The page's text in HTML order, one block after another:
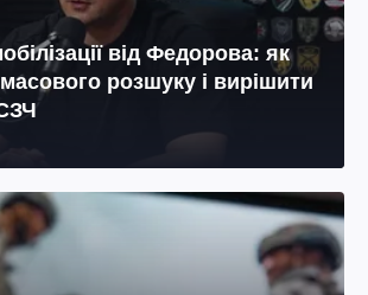
від Федорова: як
розшуку і вирішити